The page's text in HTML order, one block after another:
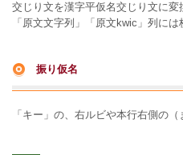
交じり文を漢字平仮名交じり文に
「原文文字列」「原文kwic」列に
振り仮名
「キー」の、右ルビや本行右側の